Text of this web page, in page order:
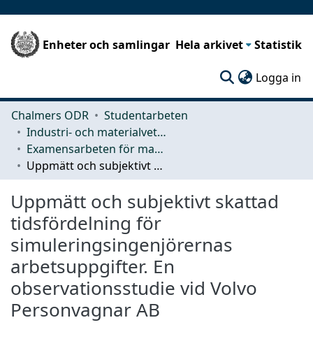
Enheter och samlingar Hela arkivet Statistik
Logga in
Chalmers ODR
Studentarbeten
Industri- och materialvetenskap (IMS)
Examensarbeten för masterexamen
Uppmätt och subjektivt skattad tidsfördelning för simuleringsingenjörernas arbetsuppgifter. En observationsstudie vid Volvo Personvagnar AB
Uppmätt och subjektivt skattad
tidsfördelning för
simuleringsingenjörernas
arbetsuppgifter. En
observationsstudie vid Volvo
Personvagnar AB